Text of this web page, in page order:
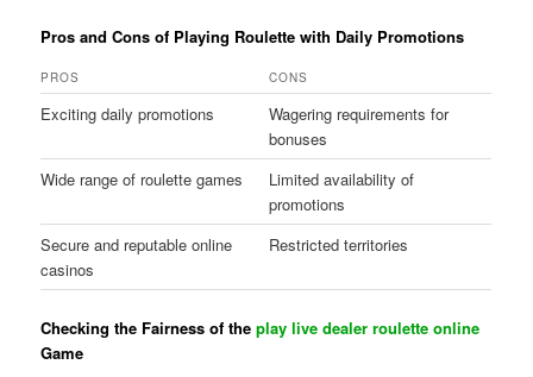
Pros and Cons of Playing Roulette with Daily Promotions
PROS CONS
Exciting daily promotions
Wagering requirements for
bonuses
Wide range of roulette games
Limited availability of
promotions
Secure and reputable online
casinos
Restricted territories
Checking the Fairness of theplay live dealer roulette online
Game